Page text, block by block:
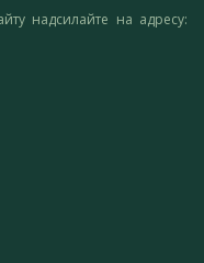
надсилайте на адресу: